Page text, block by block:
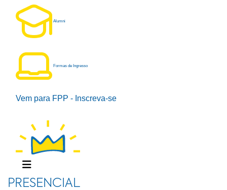
Alumni
Formas de Ingresso
Vem para FPP - Inscreva-se
PRESENCIAL